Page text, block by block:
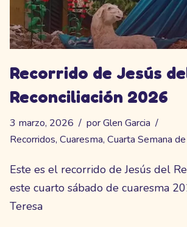
Recorrido de Jesús
Reconciliación 2026
3 marzo, 2026 porGlen Garcia
Recorridos, Cuaresma, Cuarta Semana
Este es el recorrido de Jesús del
este cuarto sábado de cuaresma
Teresa